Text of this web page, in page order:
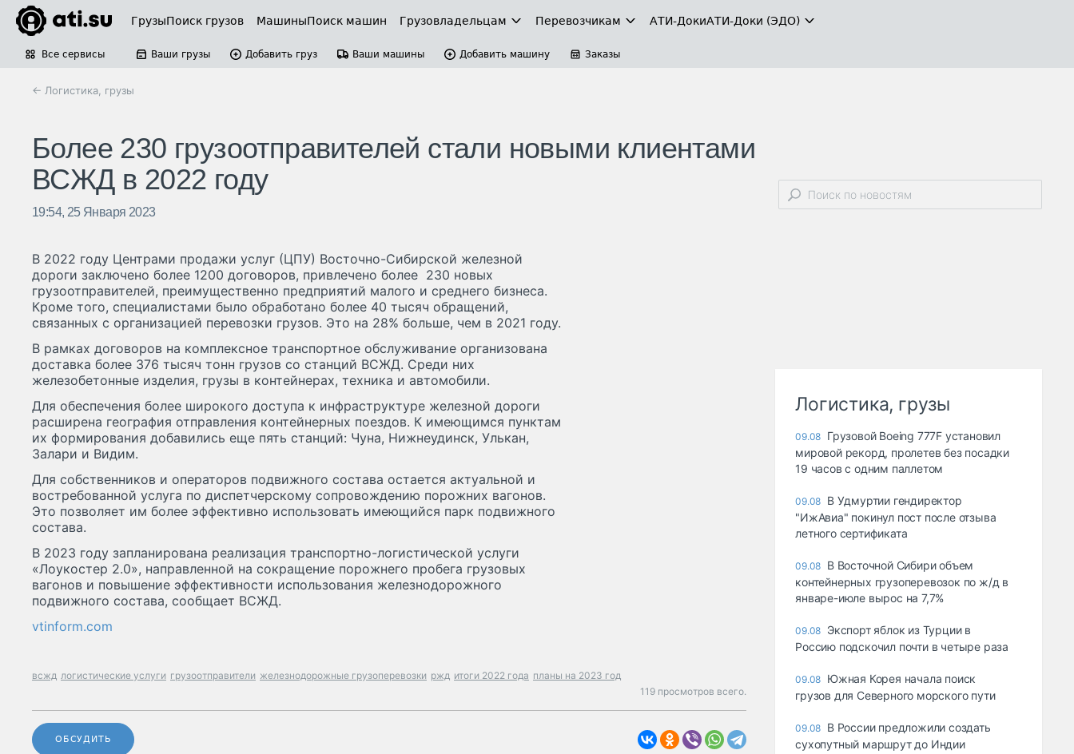
ГрузыПоиск грузов МашиныПоиск машин Грузовладельцам Перевозчикам АТИ-ДокиАТИ-Доки (ЭДО)
Все сервисы Ваши грузы Добавить груз Ваши машины Добавить машину Заказы
← Логистика, грузы
Более 230 грузоотправителей стали новыми клиентами
ВСЖД в 2022 году
19:54, 25 Января 2023
В 2022 году Центрами продажи услуг (ЦПУ) Восточно-Сибирской железной
дороги заключено более 1200 договоров, привлечено более 230 новых
грузоотправителей, преимущественно предприятий малого и среднего бизнеса.
Кроме того, специалистами было обработано более 40 тысяч обращений,
связанных с организацией перевозки грузов. Это на 28% больше, чем в 2021 году.
В рамках договоров на комплексное транспортное обслуживание организована
доставка более 376 тысяч тонн грузов со станций ВСЖД. Среди них
железобетонные изделия, грузы в контейнерах, техника и автомобили.
Для обеспечения более широкого доступа к инфраструктуре железной дороги
расширена география отправления контейнерных поездов. К имеющимся пунктам
их формирования добавились еще пять станций: Чуна, Нижнеудинск, Улькан,
Залари и Видим.
Для собственников и операторов подвижного состава остается актуальной и
востребованной услуга по диспетчерскому сопровождению порожних вагонов.
Это позволяет им более эффективно использовать имеющийся парк подвижного
состава.
В 2023 году запланирована реализация транспортно-логистической услуги
«Лоукостер 2.0», направленной на сокращение порожнего пробега грузовых
вагонов и повышение эффективности использования железнодорожного
подвижного состава, сообщает ВСЖД.
vtinform.com
всжд логистические услуги грузоотправители железнодорожные грузоперевозки ржд итоги 2022 года планы на 2023 год
119 просмотров всего.
ОБСУДИТЬ
Логистика, грузы
09.08 Грузовой Boeing 777F установил
мировой рекорд, пролетев без посадки
19 часов с одним паллетом
09.08 В Удмуртии гендиректор
"ИжАвиа" покинул пост после отзыва
летного сертификата
09.08 В Восточной Сибири объем
контейнерных грузоперевозок по ж/д в
январе-июле вырос на 7,7%
09.08 Экспорт яблок из Турции в
Россию подскочил почти в четыре раза
09.08 Южная Корея начала поиск
грузов для Северного морского пути
09.08 В России предложили создать
сухопутный маршрут до Индии